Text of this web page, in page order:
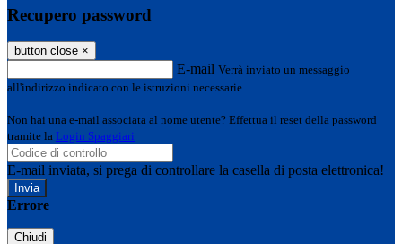
Recupero password
button close ×
E-mail Verrà inviato un messaggio
all'indirizzo indicato con le istruzioni necessarie.
Non hai una e-mail associata al nome utente? Effettua il reset della password
tramite la Login Spaggiari
E-mail inviata, si prega di controllare la casella di posta elettronica!
Errore
Chiudi